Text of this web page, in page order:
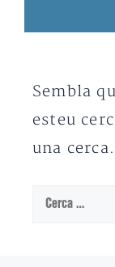
Sembla
esteu
una cerca.
Cerca: